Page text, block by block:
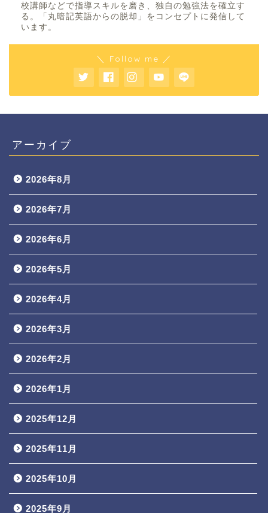
校講師などで指導スキルを磨き、独自の勉強法を確立す
る。「丸暗記英語からの脱却」をコンセプトに発信して
います。
＼ Follow me ／
アーカイブ
2026年8月
2026年7月
2026年6月
2026年5月
2026年4月
2026年3月
2026年2月
2026年1月
2025年12月
2025年11月
2025年10月
2025年9月